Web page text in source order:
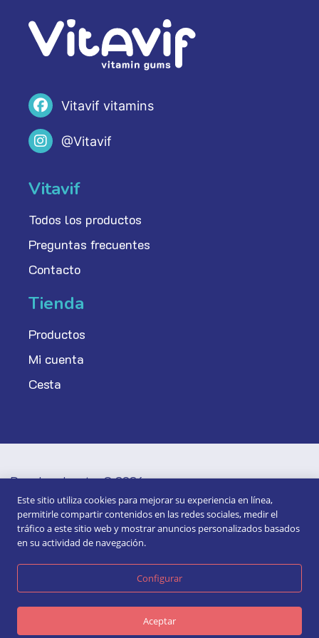
Vitavif vitamins
@Vitavif
Vitavif
Todos los productos
Preguntas frecuentes
Contacto
Tienda
Productos
Mi cuenta
Cesta
Derechos de autor © 2026
Política de privacidad y cookies
Términos y condiciones generales
Este sitio utiliza cookies para mejorar su experiencia en línea,
permitirle compartir contenidos en las redes sociales, medir el
tráfico a este sitio web y mostrar anuncios personalizados basados
en su actividad de navegación.
Configurar
Aceptar